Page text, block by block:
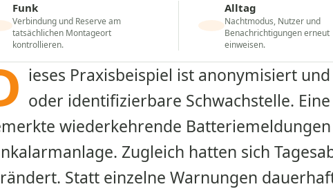
Funk
Verbindung und Reserve am
tatsächlichen Montageort
kontrollieren.
Alltag
Nachtmodus, Nutzer und
Benachrichtigungen erneut
einweisen.
ieses Praxisbeispiel ist anonymisiert
oder identifizierbare Schwachstelle.
wiederkehrende
Zugleich hatten sich
Statt einzelne Warnungen